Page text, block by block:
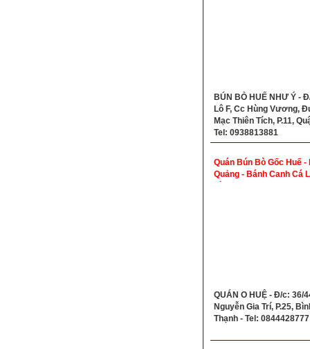
BÚN BÒ HUẾ NHƯ Ý -
Lô F, Cc Hùng Vương,
Mạc Thiên Tích, P.11,
Tel: 0938813881
Quán Bún Bò Gốc Huế -
Quảng - Bánh Canh Cá
QUÁN O HUỆ - Đ/c: 36/
Nguyễn Gia Trí, P.25,
Thạnh - Tel: 0844428777